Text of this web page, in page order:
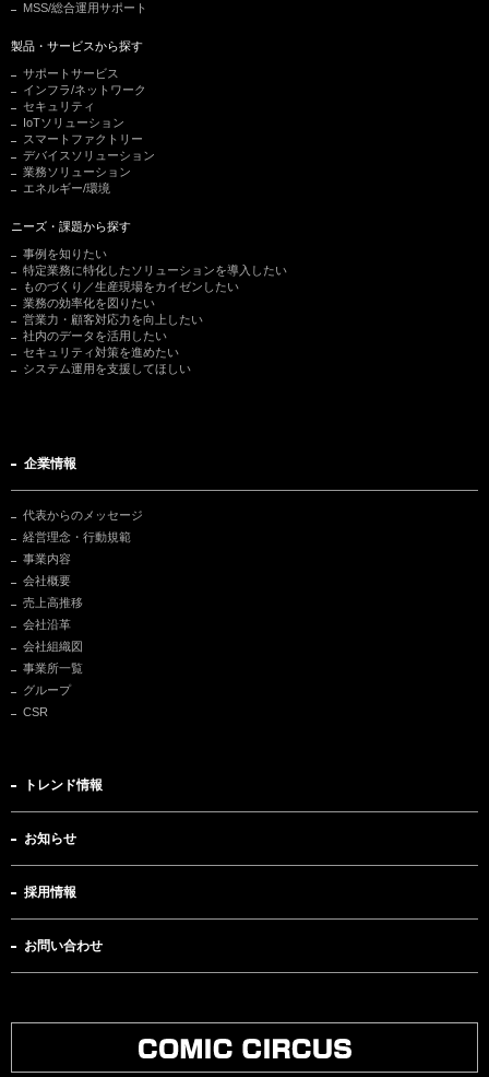
MSS/総合運用サポート
製品・サービスから探す
サポートサービス
インフラ/ネットワーク
セキュリティ
IoTソリューション
スマートファクトリー
デバイスソリューション
業務ソリューション
エネルギー/環境
ニーズ・課題から探す
事例を知りたい
特定業務に特化したソリューションを導入したい
ものづくり／生産現場をカイゼンしたい
業務の効率化を図りたい
営業力・顧客対応力を向上したい
社内のデータを活用したい
セキュリティ対策を進めたい
システム運用を支援してほしい
企業情報
代表からのメッセージ
経営理念・行動規範
事業内容
会社概要
売上高推移
会社沿革
会社組織図
事業所一覧
グループ
CSR
トレンド情報
お知らせ
採用情報
お問い合わせ